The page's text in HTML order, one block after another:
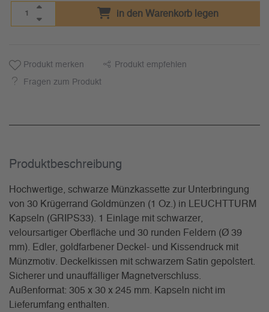
in den Warenkorb legen
Produkt merken Produkt empfehlen
Fragen zum Produkt
Produkt­beschreibung
Hochwertige, schwarze Münzkassette zur Unterbringung
von 30 Krügerrand Goldmünzen (1 Oz.) in LEUCHTTURM
Kapseln (GRIPS33). 1 Einlage mit schwarzer,
veloursartiger Oberfläche und 30 runden Feldern (Ø 39
mm). Edler, goldfarbener Deckel- und Kissendruck mit
Münzmotiv. Deckelkissen mit schwarzem Satin gepolstert.
Sicherer und unauffälliger Magnetverschluss.
Außenformat: 305 x 30 x 245 mm. Kapseln nicht im
Lieferumfang enthalten.